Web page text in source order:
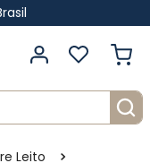
Leito